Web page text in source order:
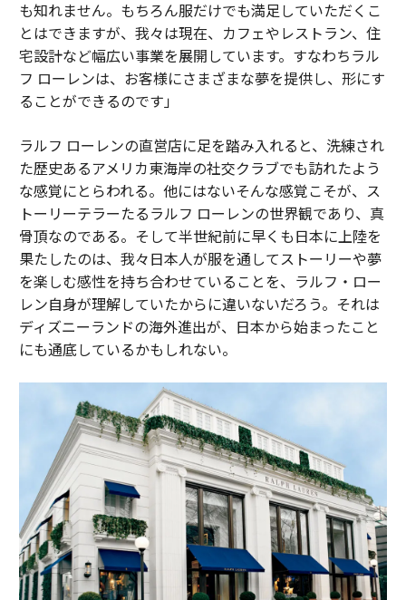
も知れません。もちろん服だけでも満足していただくこ
とはできますが、我々は現在、カフェやレストラン、住
宅設計など幅広い事業を展開しています。すなわちラル
フ ローレンは、お客様にさまざまな夢を提供し、形にす
ることができるのです」
ラルフ ローレンの直営店に足を踏み入れると、洗練され
た歴史あるアメリカ東海岸の社交クラブでも訪れたよう
な感覚にとらわれる。他にはないそんな感覚こそが、ス
トーリーテラーたるラルフ ローレンの世界観であり、真
骨頂なのである。そして半世紀前に早くも日本に上陸を
果たしたのは、我々日本人が服を通してストーリーや夢
を楽しむ感性を持ち合わせていることを、ラルフ・ロー
レン自身が理解していたからに違いないだろう。それは
ディズニーランドの海外進出が、日本から始まったこと
にも通底しているかもしれない。